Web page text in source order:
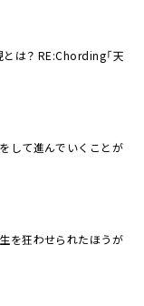
は？ RE:Chording「天
して進んでいくことが
を狂わせられたほうが